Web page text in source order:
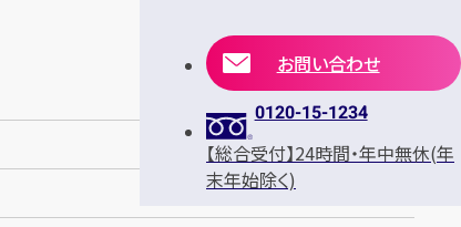
お問い合わせ
0120-15-1234
【総合受付】24時間・年中無休(年
末年始除く)